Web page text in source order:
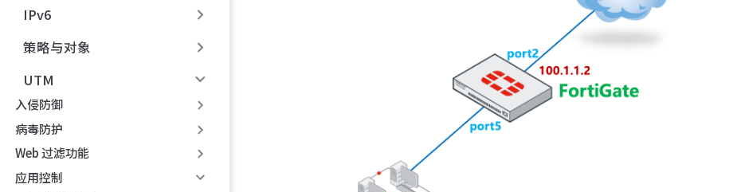
IPv6
策略与对象
UTM
入侵防御
病毒防护
Web 过滤功能
应用控制